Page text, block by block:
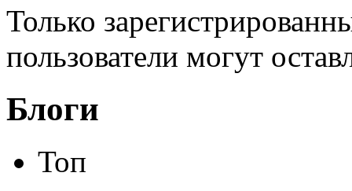
Только
пользователи могут
Блоги
Топ